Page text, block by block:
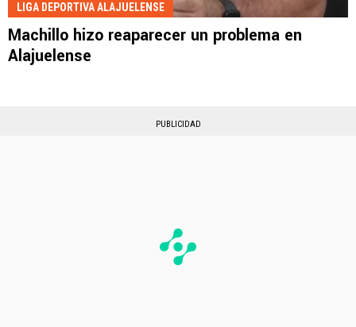
LIGA DEPORTIVA ALAJUELENSE
Machillo hizo reaparecer un problema en
Alajuelense
PUBLICIDAD